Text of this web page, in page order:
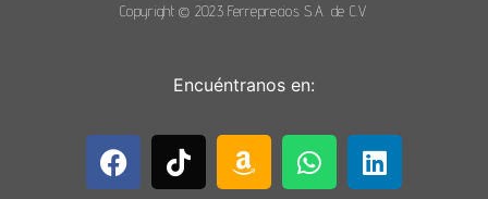
Copyright © 2023 Ferreprecios S.A. de C.V.
Encuéntranos en: